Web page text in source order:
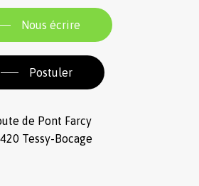
Nous écrire
Postuler
de Pont Farcy
Tessy-Bocage